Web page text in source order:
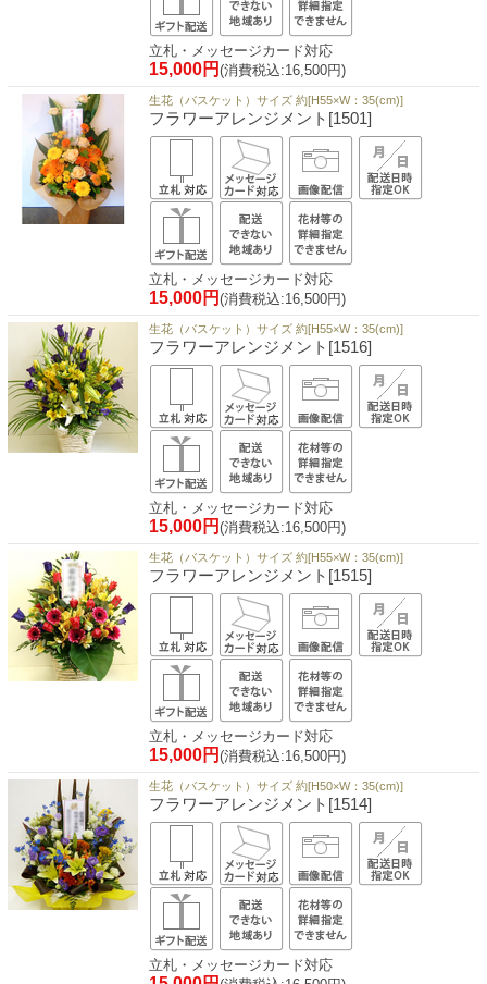
立札・メッセージカード対応
15,000円 (消費税込:16,500円)
生花（バスケット）サイズ 約[H55×W：35(cm)]
フラワーアレンジメント[1501]
立札・メッセージカード対応
15,000円 (消費税込:16,500円)
生花（バスケット）サイズ 約[H55×W：35(cm)]
フラワーアレンジメント[1516]
立札・メッセージカード対応
15,000円 (消費税込:16,500円)
生花（バスケット）サイズ 約[H55×W：35(cm)]
フラワーアレンジメント[1515]
立札・メッセージカード対応
15,000円 (消費税込:16,500円)
生花（バスケット）サイズ 約[H50×W：35(cm)]
フラワーアレンジメント[1514]
立札・メッセージカード対応